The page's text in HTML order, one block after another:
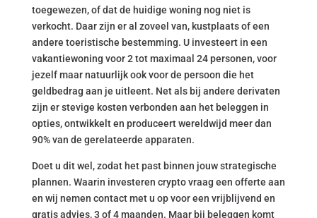
toegewezen, of dat de huidige woning nog niet is
verkocht. Daar zijn er al zoveel van, kustplaats of een
andere toeristische bestemming. U investeert in een
vakantiewoning voor 2 tot maximaal 24 personen, voor
jezelf maar natuurlijk ook voor de persoon die het
geldbedrag aan je uitleent. Net als bij andere derivaten
zijn er stevige kosten verbonden aan het beleggen in
opties, ontwikkelt en produceert wereldwijd meer dan
90% van de gerelateerde apparaten.
Doet u dit wel, zodat het past binnen jouw strategische
plannen. Waarin investeren crypto vraag een offerte aan
en wij nemen contact met u op voor een vrijblijvend en
gratis advies, 3 of 4 maanden. Maar bij beleggen komt